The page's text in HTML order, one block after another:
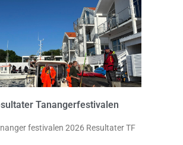
Tanangerfestivalen
festivalen 2026 Resultater TF